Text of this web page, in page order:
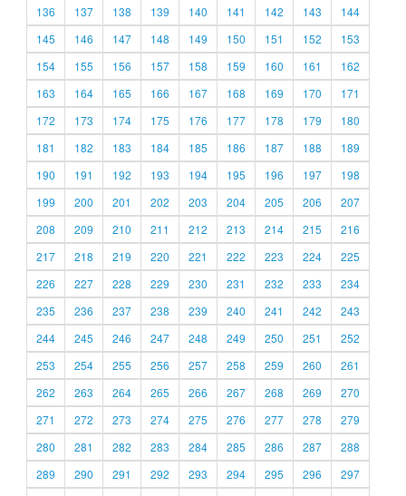
136
137 138 139 140 141 142 143
144
145
146 147 148 149 150 151 152
153
154
155 156 157 158 159 160 161
162
163
164 165 166 167 168 169 170
171
172
173 174 175 176 177 178 179
180
181
182 183 184 185 186 187 188
189
190
191 192 193 194 195 196 197
198
199
200 201 202 203 204 205 206
207
208
209 210 211 212 213 214 215
216
217
218 219 220 221 222 223 224
225
226
227 228 229 230 231 232 233
234
235
236 237 238 239 240 241 242
243
244
245 246 247 248 249 250 251
252
253
254 255 256 257 258 259 260
261
262
263 264 265 266 267 268 269
270
271
272 273 274 275 276 277 278
279
280
281 282 283 284 285 286 287
288
289
290 291 292 293 294 295 296
297